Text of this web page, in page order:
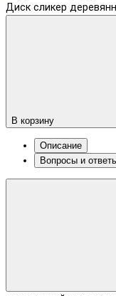
Диск сликер
В корзину
Описание
Вопросы и